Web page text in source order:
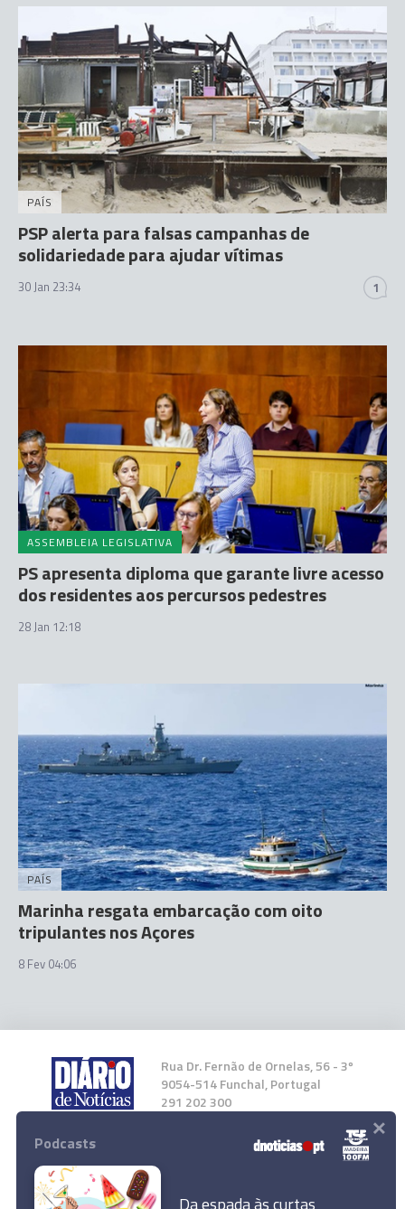
PAÍS
PSP alerta para falsas campanhas de
solidariedade para ajudar vítimas
30 Jan 23:34 1
ASSEMBLEIA LEGISLATIVA
PS apresenta diploma que garante livre acesso
dos residentes aos percursos pedestres
28 Jan 12:18
PAÍS
Marinha resgata embarcação com oito
tripulantes nos Açores
8 Fev 04:06
Rua Dr. Fernão de Ornelas, 56 - 3º
9054-514 Funchal, Portugal
291 202 300
Instale a nossa App
Podcasts
Da espada às curtas
×